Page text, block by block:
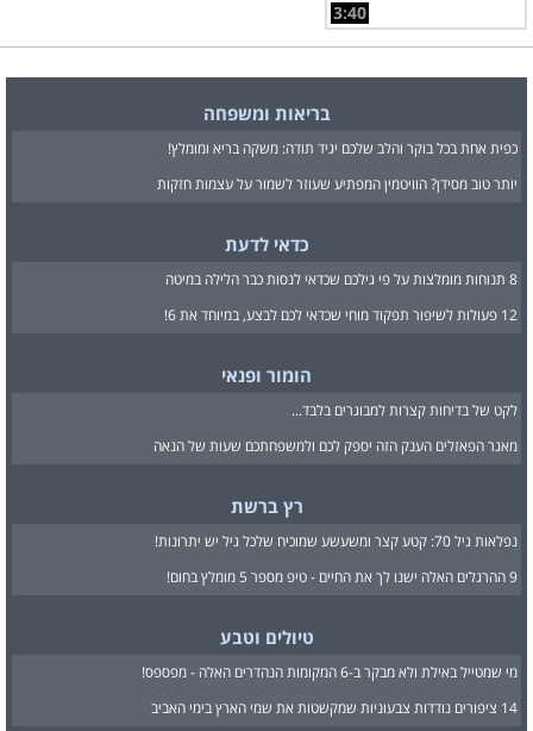
3:40
בריאות ומשפחה
כפית אחת בכל בוקר והלב שלכם יגיד תודה: משקה בריא ומומלץ!
יותר טוב מסידן? הוויטמין המפתיע שעוזר לשמור על עצמות חזקות
כדאי לדעת
8 תנוחות מומלצות על פי גילכם שכדאי לנסות כבר הלילה במיטה
12 פעולות לשיפור תפקוד מוחי שכדאי לכם לבצע, במיוחד את 6!
הומור ופנאי
לקט של בדיחות קצרות למבוגרים בלבד...
מאגר הפאזלים הענק הזה יספק לכם ולמשפחתכם שעות של הנאה
רץ ברשת
נפלאות גיל 70: קטע קצר ומשעשע שמוכיח שלכל גיל יש יתרונות!
9 ההרגלים האלה ישנו לך את החיים - טיפ מספר 5 מומלץ בחום!
טיולים וטבע
מי שמטייל באילת ולא מבקר ב-6 המקומות הנהדרים האלה - מפספס!
14 ציפורים נודדות צבעוניות שמקשטות את שמי הארץ בימי האביב